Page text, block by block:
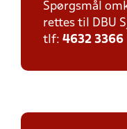
Spørgsmål
rettes til DBU
tlf: 4632 3366